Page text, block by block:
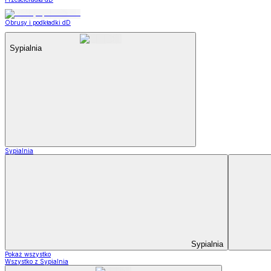
Obrusy i podkładki dD
Sypialnia
Sypialnia
Sypialnia
Pokaż wszystko
Wszystko z Sypialnia